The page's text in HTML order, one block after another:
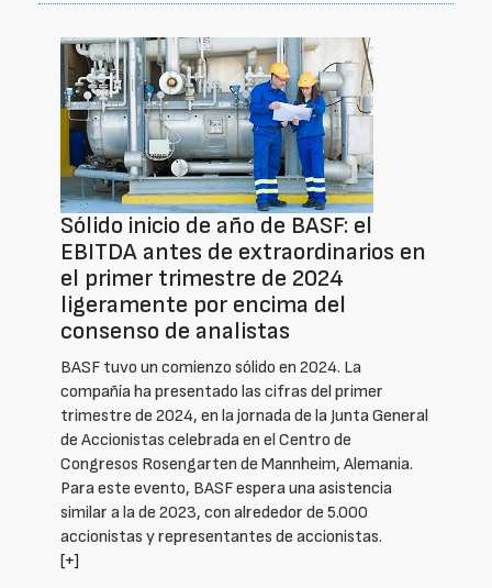
Sólido inicio de año de BASF: el
EBITDA antes de extraordinarios en
el primer trimestre de 2024
ligeramente por encima del
consenso de analistas
BASF tuvo un comienzo sólido en 2024. La
compañía ha presentado las cifras del primer
trimestre de 2024, en la jornada de la Junta General
de Accionistas celebrada en el Centro de
Congresos Rosengarten de Mannheim, Alemania.
Para este evento, BASF espera una asistencia
similar a la de 2023, con alrededor de 5.000
accionistas y representantes de accionistas.
[+]